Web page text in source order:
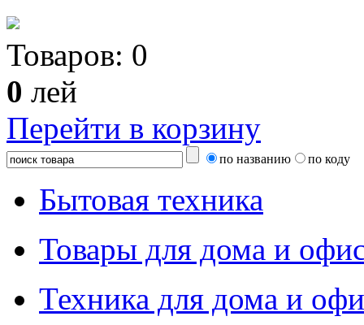
Товаров: 0
0 лей
Перейти в корзину
по названию по коду
Бытовая техника
Товары для дома и
Техника для дома и